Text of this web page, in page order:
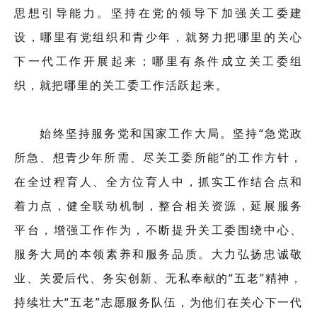
思想引导能力。坚持在党的领导下加强关工委建
设，哪里有党组织和青少年，就努力把哪里的关心
下一代工作开展起来；哪里有条件成立关工委组
织，就把哪里的关工委工作活跃起来。
始终坚持服务党和国家工作大局。坚持“急党政
所急、想青少年所需、尽关工委所能”的工作方针，
在全过程育人、全方位育人中，抓实工作结合点和
着力点，健全联动机制，整合相关资源，延展服务
平台，增强工作作为，不断提升关工委围绕中心、
服务大局的本领素养和服务品质。大力弘扬忠诚敬
业、关爱后代、务实创新、无私奉献的“五老”精神，
持续壮大“五老”志愿服务队伍，为他们在关心下一代